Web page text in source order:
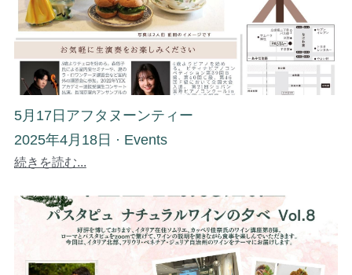
5月17日アフタヌーンティー
2025年4月18日 · Events
続きを読む...